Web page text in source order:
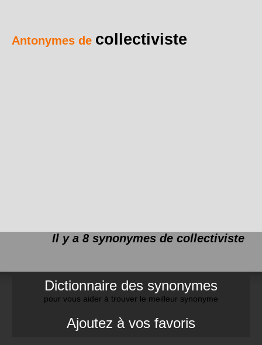
Antonymes de collectiviste
Il y a 8 synonymes de collectiviste
Dictionnaire des synonymes
pour vous aider à trouver le meilleur synonyme
Ajoutez à vos favoris